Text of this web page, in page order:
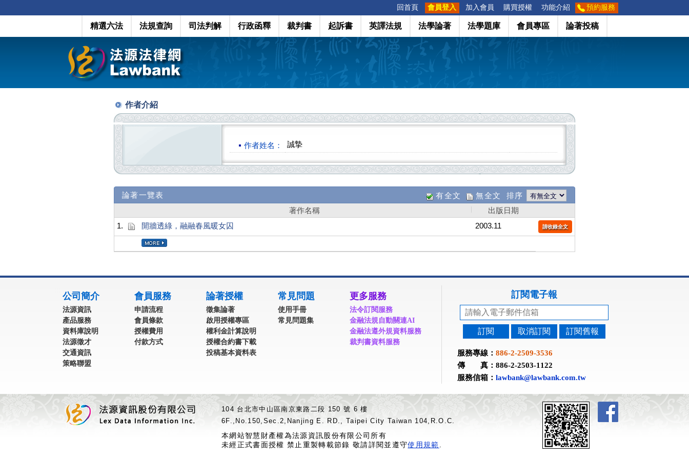
回首頁 會員登入 加入會員 購買授權 功能介紹 預約服務
精選六法 法規查詢 司法判解 行政函釋 裁判書 起訴書 英譯法規 法學論著 法學題庫 會員專區 論著投稿
作者介紹
作者姓名： 誠摯
論著一覽表 有全文 無全文 排序
著作名稱
出版日期
1.
開牆透綠，融融春風暖女囚 2003.11 請收錄全文
公司簡介
法源資訊
產品服務
資料庫說明
法源徵才
交通資訊
策略聯盟
會員服務
申請流程
會員條款
授權費用
付款方式
論著授權
徵集論著
啟用授權專區
權利金計算說明
授權合約書下載
投稿基本資料表
常見問題
使用手冊
常見問題集
更多服務
法令訂閱服務
金融法規自動關連AI
金融法遵外規資料服務
裁判書資料服務
訂閱電子報
訂閱 取消訂閱 訂閱舊報
服務專線： 886-2-2509-3536
傳 真：886-2-2503-1122
服務信箱： lawbank@lawbank.com.tw
104 台北市中山區南京東路二段 150 號 6 樓
6F.,No.150,Sec.2,Nanjing E. RD., Taipei City Taiwan 104,R.O.C.
本網站智慧財產權為法源資訊股份有限公司所有
未經正式書面授權 禁止重製轉載節錄 敬請詳閱並遵守使用規範